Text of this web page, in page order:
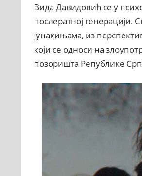
Вида Давидовић се у
послератној генерацији.
јунакињама, из
који се односи на
позоришта Републике